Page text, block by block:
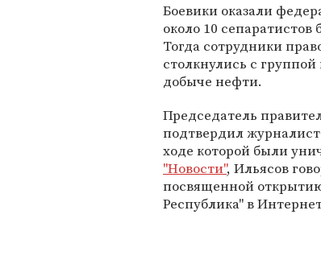
Боевики оказали
около 10
Тогда сотрудники
столкнулись с
добыче нефти.
Председатель
подтвердил
ходе которой были
"Новости", Ильясов
посвященной
Республика" в